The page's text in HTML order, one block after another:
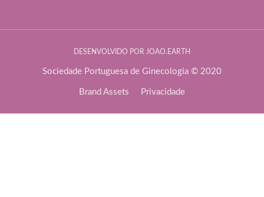
DESENVOLVIDO POR JOAO.EARTH
Sociedade Portuguesa de Ginecologia © 2020
Brand Assets
Privacidade